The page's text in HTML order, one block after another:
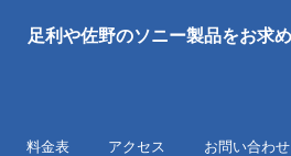
足利や佐野のソニー製品をお求
料金表 アクセス お問い合わせ